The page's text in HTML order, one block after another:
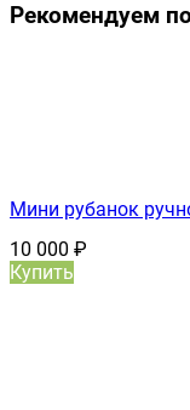
Рекомендуем
Мини рубанок
10 000 ₽
Купить